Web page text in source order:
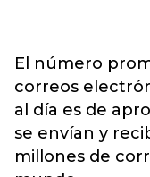
El número
correos
al día es de
se envían y
millones de